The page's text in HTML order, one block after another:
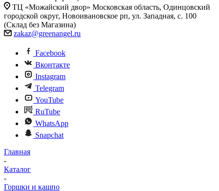
ТЦ «Можайский двор» Московская область, Одинцовский
городской округ, Новоивановское рп, ул. Западная, с. 100
(Склад без Магазина)
zakaz@greenangel.ru
Facebook
Вконтакте
Instagram
Telegram
YouTube
RuTube
WhatsApp
Snapchat
Главная
-
Каталог
-
Горшки и кашпо